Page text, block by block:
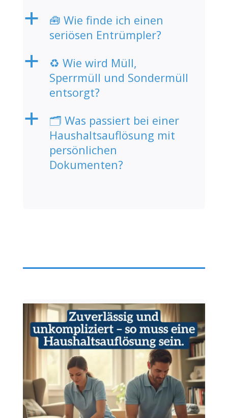
a
🧰 Wie finde ich einen
seriösen Entrümpler?
a
♻️ Wie wird Müll,
Sperrmüll und Sondermüll
entsorgt?
a
🗂️ Was passiert bei einer
Haushaltsauflösung mit
persönlichen
Dokumenten?